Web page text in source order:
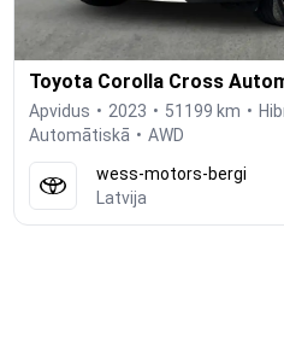
Toyota Corolla Cross
Apvidus 2023 51199 km
Automātiskā
AWD
wess-motors-bergi
Latvija